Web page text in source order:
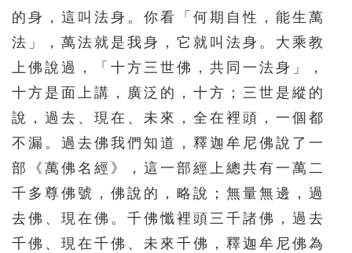
的身，這叫法身。你看「何期自性，能生萬
法」，萬法就是我身，它就叫法身。大乘教
上佛說過，「十方三世佛，共同一法身」，
十方是面上講，廣泛的，十方；三世是縱的
說，過去、現在、未來，全在裡頭，一個都
不漏。過去佛我們知道，釋迦牟尼佛說了一
部《萬佛名經》，這一部經上總共有一萬二
千多尊佛號，佛說的，略說；無量無邊，過
去佛、現在佛。千佛懺裡頭三千諸佛，過去
千佛、現在千佛、未來千佛，釋迦牟尼佛為